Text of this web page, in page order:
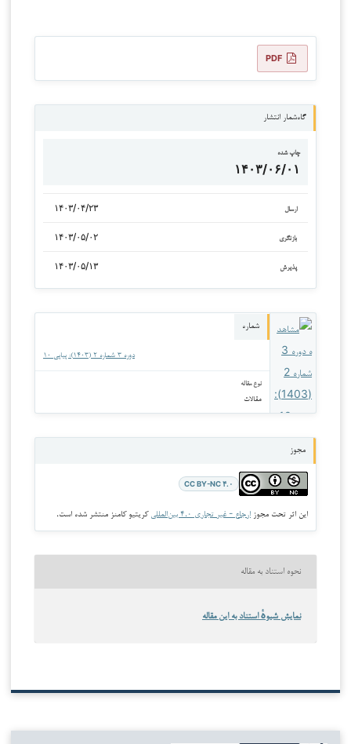
PDF
گاه‌شمار انتشار
چاپ شده
۱۴۰۳/۰۶/۰۱
ارسال ۱۴۰۳/۰۴/۲۳
بازنگری ۱۴۰۳/۰۵/۰۲
پذیرش ۱۴۰۳/۰۵/۱۳
شماره
دوره ۳ شماره ۲ (۱۴۰۳): پیاپی ۱۰
نوع مقاله
مقالات
مجوز
CC BY-NC ۴.۰
این اثر تحت مجوز ارجاع - غیر تجاری ۴.۰ بین‌المللی کریتیو کامنز منتشر شده است.
نحوه استناد به مقاله
نمایش شیوهٔ استناد به این مقاله